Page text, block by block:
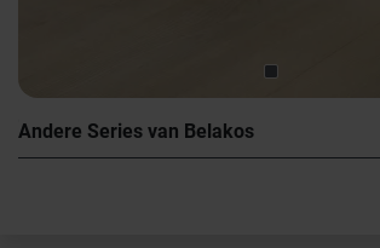
Andere Series van Belakos